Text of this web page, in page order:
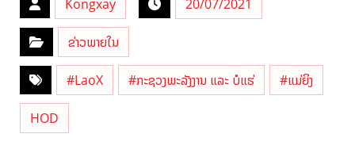
Kongxay 20/07/2021
ຂ່າວພາຍໃນ
#LaoX #ກະຊວງພະລັງງານ ແລະ ບໍແຮ່ #ແມ່ຍິງ
HOD